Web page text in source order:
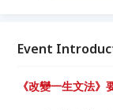
Event
《改變一生文法